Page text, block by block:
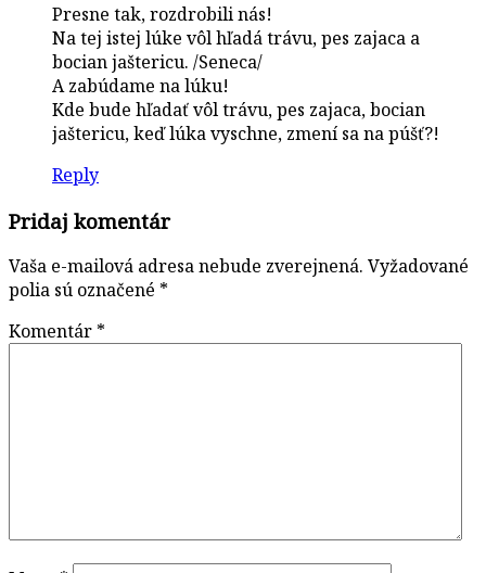
Presne tak, rozdrobili nás!
Na tej istej lúke vôl hľadá trávu, pes zajaca a
bocian jaštericu. /Seneca/
A zabúdame na lúku!
Kde bude hľadať vôl trávu, pes zajaca, bocian
jaštericu, keď lúka vyschne, zmení sa na púšť?!
Reply
Pridaj komentár
Vaša e-mailová adresa nebude zverejnená. Vyžadované
polia sú označené *
Komentár *